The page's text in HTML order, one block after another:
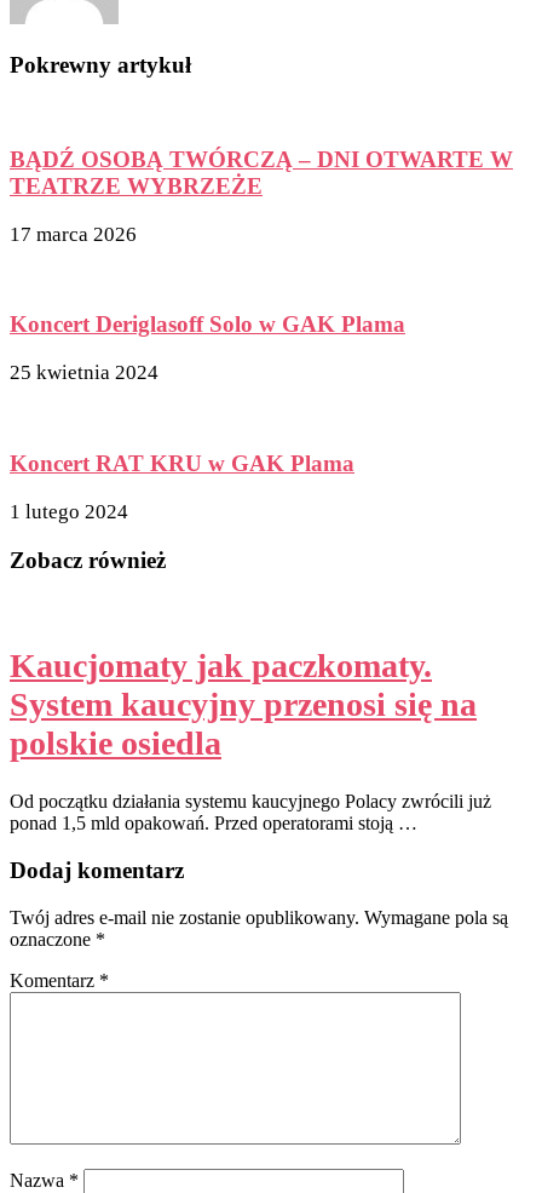
Pokrewny artykuł
BĄDŹ OSOBĄ TWÓRCZĄ – DNI OTWARTE W
TEATRZE WYBRZEŻE
17 marca 2026
Koncert Deriglasoff Solo w GAK Plama
25 kwietnia 2024
Koncert RAT KRU w GAK Plama
1 lutego 2024
Zobacz również
Kaucjomaty jak paczkomaty.
System kaucyjny przenosi się na
polskie osiedla
Od początku działania systemu kaucyjnego Polacy zwrócili już
ponad 1,5 mld opakowań. Przed operatorami stoją …
Dodaj komentarz
Twój adres e-mail nie zostanie opublikowany. Wymagane pola są
oznaczone *
Komentarz *
Nazwa *